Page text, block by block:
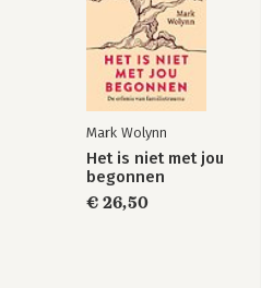
Mark Wolynn
Het is niet met jou
begonnen
€ 26,50